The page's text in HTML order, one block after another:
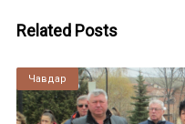
Related Posts
Чавдар